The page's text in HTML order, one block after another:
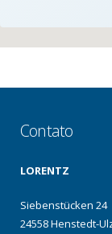
Contato
LORENTZ
Siebenstücken 24
24558 Henstedt-